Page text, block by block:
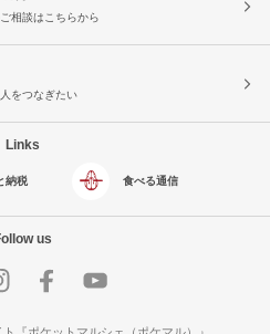
相談はこちらから
をつなぎたい
Links
納税 食べる通信
us